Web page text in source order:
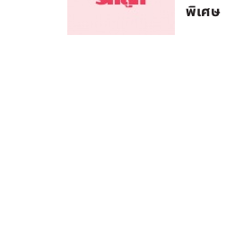
พิเศษ